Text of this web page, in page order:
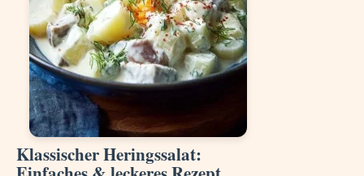
Klassischer Heringssalat: